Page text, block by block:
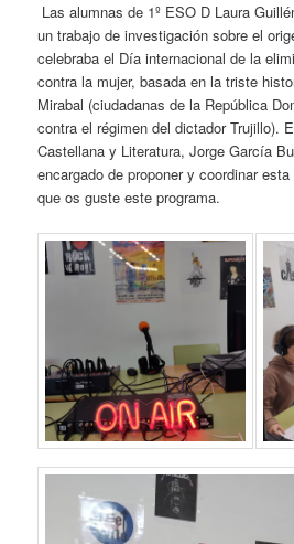
Las alumnas de 1º ESO D Laura
un trabajo de investigación sobre el
celebraba el Día internacional de la
contra la mujer, basada en la triste
Mirabal (ciudadanas de la República
contra el régimen del dictador Trujillo).
Castellana y Literatura, Jorge García
encargado de proponer y coordinar
que os guste este programa.